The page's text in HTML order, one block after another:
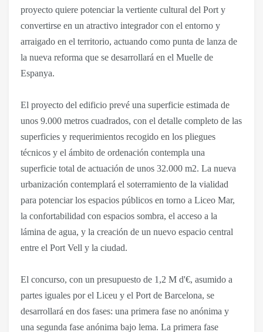
proyecto quiere potenciar la vertiente cultural del Port y
convertirse en un atractivo integrador con el entorno y
arraigado en el territorio, actuando como punta de lanza de
la nueva reforma que se desarrollará en el Muelle de
Espanya.
El proyecto del edificio prevé una superficie estimada de
unos 9.000 metros cuadrados, con el detalle completo de las
superficies y requerimientos recogido en los pliegues
técnicos y el ámbito de ordenación contempla una
superficie total de actuación de unos 32.000 m2. La nueva
urbanización contemplará el soterramiento de la vialidad
para potenciar los espacios públicos en torno a Liceo Mar,
la confortabilidad con espacios sombra, el acceso a la
lámina de agua, y la creación de un nuevo espacio central
entre el Port Vell y la ciudad.
El concurso, con un presupuesto de 1,2 M d'€, asumido a
partes iguales por el Liceu y el Port de Barcelona, se
desarrollará en dos fases: una primera fase no anónima y
una segunda fase anónima bajo lema. La primera fase